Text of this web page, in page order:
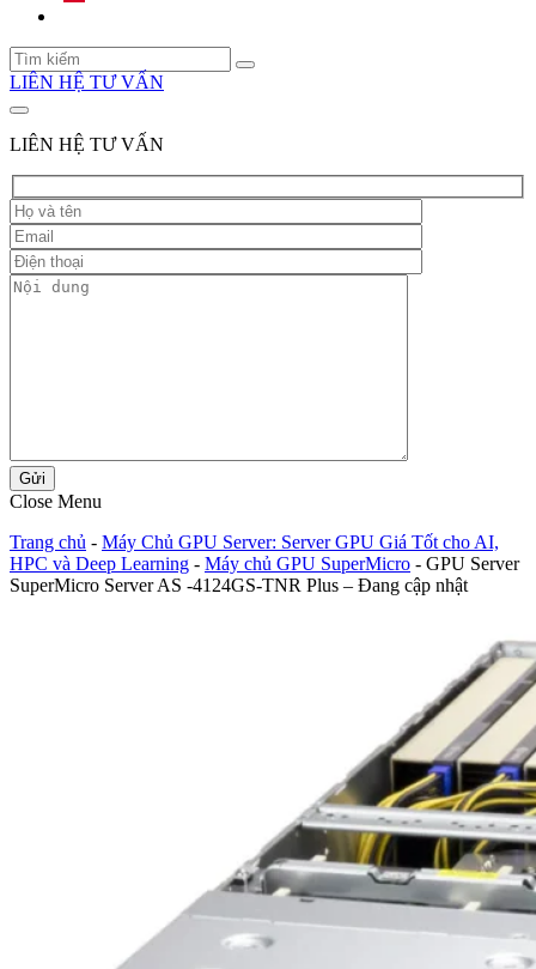
LIÊN HỆ TƯ VẤN
LIÊN HỆ TƯ VẤN
Gửi
Close Menu
Trang chủ - Máy Chủ GPU Server: Server GPU Giá Tốt cho AI,
HPC và Deep Learning - Máy chủ GPU SuperMicro - GPU Server
SuperMicro Server AS -4124GS-TNR Plus – Đang cập nhật